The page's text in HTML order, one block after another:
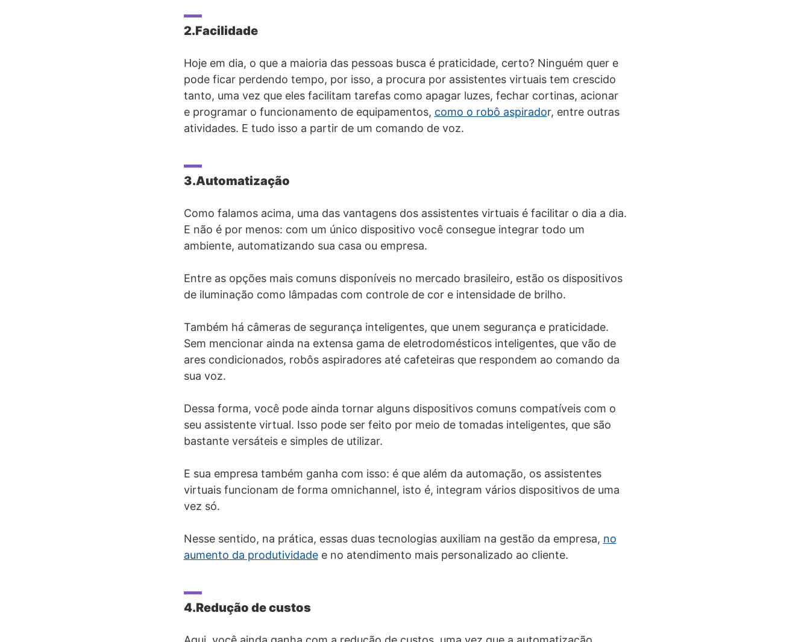
2.Facilidade
Hoje em dia, o que a maioria das pessoas busca é praticidade, certo? Ninguém quer e
pode ficar perdendo tempo, por isso, a procura por assistentes virtuais tem crescido
tanto, uma vez que eles facilitam tarefas como apagar luzes, fechar cortinas, acionar
e programar o funcionamento de equipamentos, como o robô aspirador, entre outras
atividades. E tudo isso a partir de um comando de voz.
3.Automatização
Como falamos acima, uma das vantagens dos assistentes virtuais é facilitar o dia a dia.
E não é por menos: com um único dispositivo você consegue integrar todo um
ambiente, automatizando sua casa ou empresa.
Entre as opções mais comuns disponíveis no mercado brasileiro, estão os dispositivos
de iluminação como lâmpadas com controle de cor e intensidade de brilho.
Também há câmeras de segurança inteligentes, que unem segurança e praticidade.
Sem mencionar ainda na extensa gama de eletrodomésticos inteligentes, que vão de
ares condicionados, robôs aspiradores até cafeteiras que respondem ao comando da
sua voz.
Dessa forma, você pode ainda tornar alguns dispositivos comuns compatíveis com o
seu assistente virtual. Isso pode ser feito por meio de tomadas inteligentes, que são
bastante versáteis e simples de utilizar.
E sua empresa também ganha com isso: é que além da automação, os assistentes
virtuais funcionam de forma omnichannel, isto é, integram vários dispositivos de uma
vez só.
Nesse sentido, na prática, essas duas tecnologias auxiliam na gestão da empresa, no
aumento da produtividadee no atendimento mais personalizado ao cliente.
4.Redução de custos